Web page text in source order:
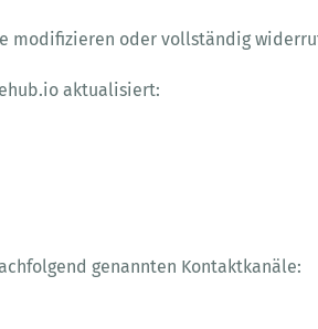
modifizieren oder vollständig
aktualisiert:
genannten Kontaktkanäle: